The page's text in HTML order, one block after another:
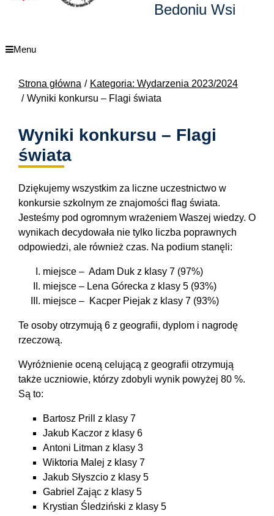
Bedoniu Wsi
Menu
Strona główna
Kategoria: Wydarzenia 2023/2024
Wyniki konkursu – Flagi świata
Wyniki konkursu – Flagi
świata
Dziękujemy wszystkim za liczne uczestnictwo w
konkursie szkolnym ze znajomości flag świata.
Jesteśmy pod ogromnym wrażeniem Waszej wiedzy. O
wynikach decydowała nie tylko liczba poprawnych
odpowiedzi, ale również czas. Na podium stanęli:
miejsce – Adam Duk z klasy 7 (97%)
miejsce – Lena Górecka z klasy 5 (93%)
miejsce – Kacper Piejak z klasy 7 (93%)
Te osoby otrzymują 6 z geografii, dyplom i nagrodę
rzeczową.
Wyróżnienie oceną celującą z geografii otrzymują
także uczniowie, którzy zdobyli wynik powyżej 80 %.
Są to:
Bartosz Prill z klasy 7
Jakub Kaczor z klasy 6
Antoni Litman z klasy 3
Wiktoria Malej z klasy 7
Jakub Słyszcio z klasy 5
Gabriel Zając z klasy 5
Krystian Śledziński z klasy 5